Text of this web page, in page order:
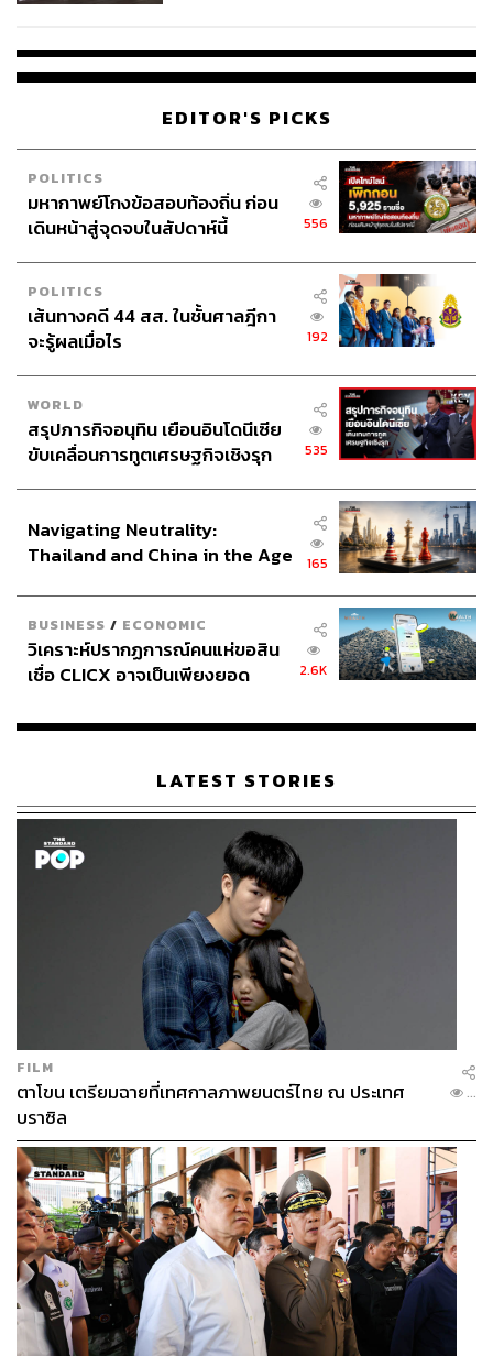
EDITOR'S PICKS
POLITICS
มหากาพย์โกงข้อสอบท้องถิ่น ก่อน
เดินหน้าสู่จุดจบในสัปดาห์นี้
556
POLITICS
เส้นทางคดี 44 สส. ในชั้นศาลฎีกา
จะรู้ผลเมื่อไร
192
WORLD
สรุปภารกิจอนุทิน เยือนอินโดนีเซีย
ขับเคลื่อนการทูตเศรษฐกิจเชิงรุก
535
Navigating Neutrality:
Thailand and China in the Age
165
BUSINESS / ECONOMIC
วิเคราะห์ปรากฏการณ์คนแห่ขอสิน
เชื่อ CLICX อาจเป็นเพียงยอด
เรือนไทยที่ถูกซุกไว้
2.6K
LATEST STORIES
FILM
ตาโขน เตรียมฉายที่เทศกาลภาพยนตร์ไทย ณ ประเทศ
บราซิล
...